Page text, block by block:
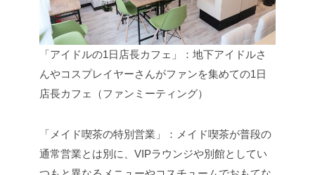
「アイドルの1日店長カフェ」：地下アイドルさ
んやコスプレイヤーさんがファンを集めての1日
店長カフェ（ファンミーティング）
「メイド喫茶の特別営業」：メイド喫茶が普段の
通常営業とは別に、VIPラウンジや別館としてい